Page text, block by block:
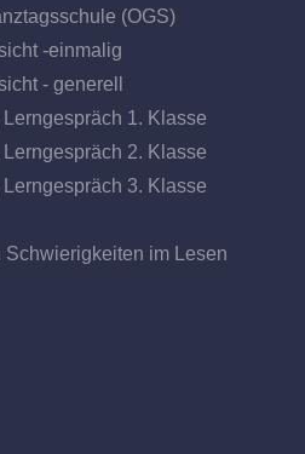
(OGS)
-einmalig
- generell
1. Klasse
2. Klasse
3. Klasse
Schwierigkeiten im Lesen